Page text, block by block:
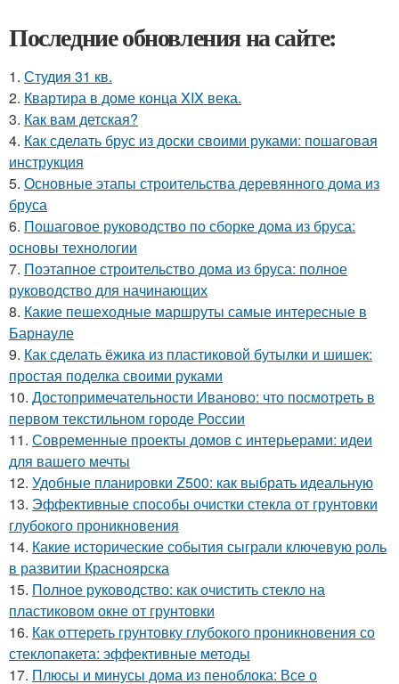
Последние обновления на сайте:
1. Студия 31 кв.
2. Квартира в доме конца XIX века.
3. Как вам детская?
4. Как сделать брус из доски своими руками: пошаговая
инструкция
5. Основные этапы строительства деревянного дома из
бруса
6. Пошаговое руководство по сборке дома из бруса:
основы технологии
7. Поэтапное строительство дома из бруса: полное
руководство для начинающих
8. Какие пешеходные маршруты самые интересные в
Барнауле
9. Как сделать ёжика из пластиковой бутылки и шишек:
простая поделка своими руками
10. Достопримечательности Иваново: что посмотреть в
первом текстильном городе России
11. Современные проекты домов с интерьерами: идеи
для вашего мечты
12. Удобные планировки Z500: как выбрать идеальную
13. Эффективные способы очистки стекла от грунтовки
глубокого проникновения
14. Какие исторические события сыграли ключевую роль
в развитии Красноярска
15. Полное руководство: как очистить стекло на
пластиковом окне от грунтовки
16. Как оттереть грунтовку глубокого проникновения со
стеклопакета: эффективные методы
17. Плюсы и минусы дома из пеноблока: Все о